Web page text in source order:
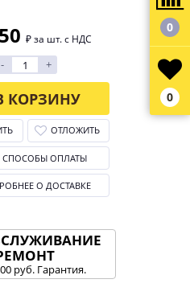
₽ за шт. с НДС
- +
КОРЗИНУ
ОТЛОЖИТЬ
СПОСОБЫ ОПЛАТЫ
О ДОСТАВКЕ
руб. Гарантия.
0
0